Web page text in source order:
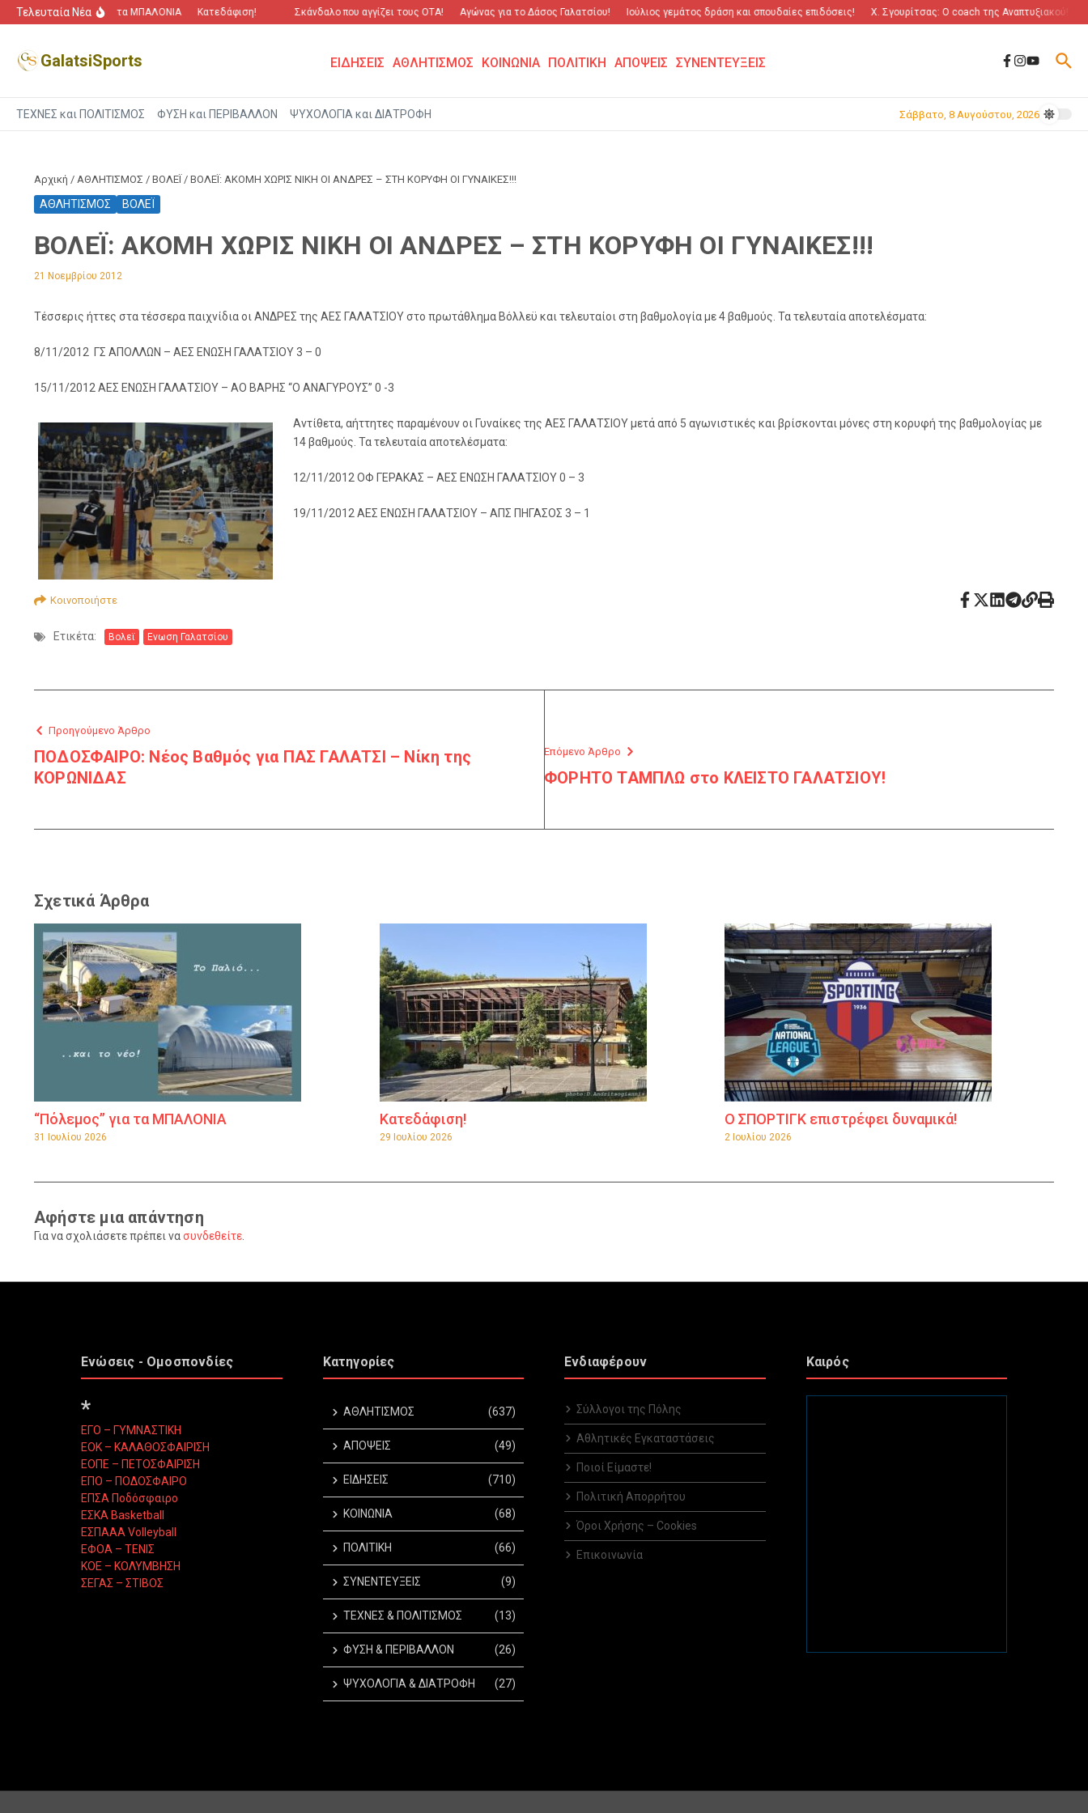
Μετάβαση στο περιεχόμενο
Τελευταία Νέα
“Πόλεμος” για τα ΜΠΑΛΟΝΙΑ Κατεδάφιση! Σκάνδαλο που αγγίζει τους ΟΤΑ! Αγώνας για το Δάσος Γαλατσίου! Ιούλιος γεμάτος δράση και σπουδαίες επιδόσεις! Χ. Σγουρίτσας: O coach της Αναπτυξιακού!
GalatsiSports ΕΙΔΗΣΕΙΣ ΑΘΛΗΤΙΣΜΟΣ ΚΟΙΝΩΝΙΑ ΠΟΛΙΤΙΚΗ ΑΠΟΨΕΙΣ ΣΥΝΕΝΤΕΥΞΕΙΣ
ΤΕΧΝΕΣ και ΠΟΛΙΤΙΣΜΟΣ ΦΥΣΗ και ΠΕΡΙΒΑΛΛΟΝ ΨΥΧΟΛΟΓΙΑ και ΔΙΑΤΡΟΦΗ Σάββατο, 8 Αυγούστου, 2026
Αρχική / ΑΘΛΗΤΙΣΜΟΣ / ΒΟΛΕΪ / ΒΟΛΕΪ: ΑΚΟΜΗ ΧΩΡΙΣ ΝΙΚΗ ΟΙ ΑΝΔΡΕΣ – ΣΤΗ ΚΟΡΥΦΗ ΟΙ ΓΥΝΑΙΚΕΣ!!!
ΑΘΛΗΤΙΣΜΟΣ ΒΟΛΕΪ
ΒΟΛΕΪ: ΑΚΟΜΗ ΧΩΡΙΣ ΝΙΚΗ ΟΙ ΑΝΔΡΕΣ – ΣΤΗ ΚΟΡΥΦΗ ΟΙ ΓΥΝΑΙΚΕΣ!!!
21 Νοεμβρίου 2012
Τέσσερις ήττες στα τέσσερα παιχνίδια οι ΑΝΔΡΕΣ της ΑΕΣ ΓΑΛΑΤΣΙΟΥ στο πρωτάθλημα Βόλλεϋ και τελευταίοι στη βαθμολογία με 4 βαθμούς. Τα τελευταία αποτελέσματα:
8/11/2012 ΓΣ ΑΠΟΛΛΩΝ – ΑΕΣ ΕΝΩΣΗ ΓΑΛΑΤΣΙΟΥ 3 – 0
15/11/2012 ΑΕΣ ΕΝΩΣΗ ΓΑΛΑΤΣΙΟΥ – ΑΟ ΒΑΡΗΣ “Ο ΑΝΑΓΥΡΟΥΣ” 0 -3
Αντίθετα, αήττητες παραμένουν οι Γυναίκες της ΑΕΣ ΓΑΛΑΤΣΙΟΥ μετά από 5 αγωνιστικές και βρίσκονται μόνες στη κορυφή της βαθμολογίας με
14 βαθμούς. Τα τελευταία αποτελέσματα:
12/11/2012 ΟΦ ΓΕΡΑΚΑΣ – ΑΕΣ ΕΝΩΣΗ ΓΑΛΑΤΣΙΟΥ 0 – 3
19/11/2012 ΑΕΣ ΕΝΩΣΗ ΓΑΛΑΤΣΙΟΥ – ΑΠΣ ΠΗΓΑΣΟΣ 3 – 1
Κοινοποιήστε
Ετικέτα: Βολεϊ Ενωση Γαλατσίου
Προηγούμενο Άρθρο
ΠΟΔΟΣΦΑΙΡΟ: Νέος Βαθμός για ΠΑΣ ΓΑΛΑΤΣΙ – Νίκη της
ΚΟΡΩΝΙΔΑΣ
Επόμενο Άρθρο
ΦΟΡΗΤΟ ΤΑΜΠΛΩ στο ΚΛΕΙΣΤΟ ΓΑΛΑΤΣΙΟΥ!
Σχετικά Άρθρα
“Πόλεμος” για τα ΜΠΑΛΟΝΙΑ
31 Ιουλίου 2026
Κατεδάφιση!
29 Ιουλίου 2026
Ο ΣΠΟΡΤΙΓΚ επιστρέφει δυναμικά!
2 Ιουλίου 2026
Αφήστε μια απάντηση
Για να σχολιάσετε πρέπει νασυνδεθείτε.
Ενώσεις - Ομοσπονδίες
*
ΕΓΟ – ΓΥΜΝΑΣΤΙΚΗ
ΕΟΚ – ΚΑΛΑΘΟΣΦΑΙΡΙΣΗ
ΕΟΠΕ – ΠΕΤΟΣΦΑΙΡΙΣΗ
ΕΠΟ – ΠΟΔΟΣΦΑΙΡΟ
ΕΠΣΑ Ποδόσφαιρο
ΕΣΚΑ Basketball
ΕΣΠΑΑΑ Volleyball
ΕΦΟΑ – ΤΕΝΙΣ
ΚΟΕ – ΚΟΛΥΜΒΗΣΗ
ΣΕΓΑΣ – ΣΤΙΒΟΣ
Κατηγορίες
ΑΘΛΗΤΙΣΜΟΣ (637)
ΑΠΟΨΕΙΣ (49)
ΕΙΔΗΣΕΙΣ (710)
ΚΟΙΝΩΝΙΑ (68)
ΠΟΛΙΤΙΚΗ (66)
ΣΥΝΕΝΤΕΥΞΕΙΣ (9)
ΤΕΧΝΕΣ & ΠΟΛΙΤΙΣΜΟΣ (13)
ΦΥΣΗ & ΠΕΡΙΒΑΛΛΟΝ (26)
ΨΥΧΟΛΟΓΙΑ & ΔΙΑΤΡΟΦΗ (27)
Ενδιαφέρουν
Σύλλογοι της Πόλης
Αθλητικές Εγκαταστάσεις
Ποιοί Είμαστε!
Πολιτική Απορρήτου
Όροι Χρήσης – Cookies
Επικοινωνία
Καιρός